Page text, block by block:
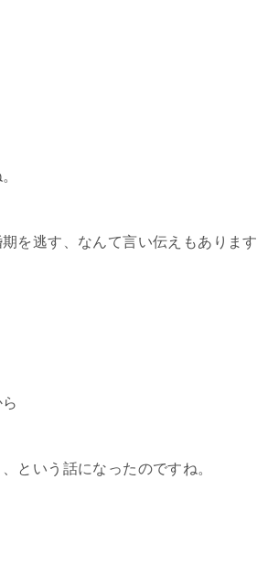
を逃す、なんて言い伝えもあります
という話になったのですね。